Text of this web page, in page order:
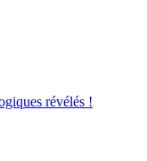
révélés !